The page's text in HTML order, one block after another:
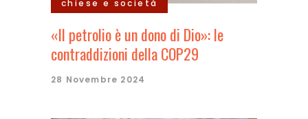
chiese e società
«Il petrolio è un dono di Dio»: le
contraddizioni della COP29
28 Novembre 2024